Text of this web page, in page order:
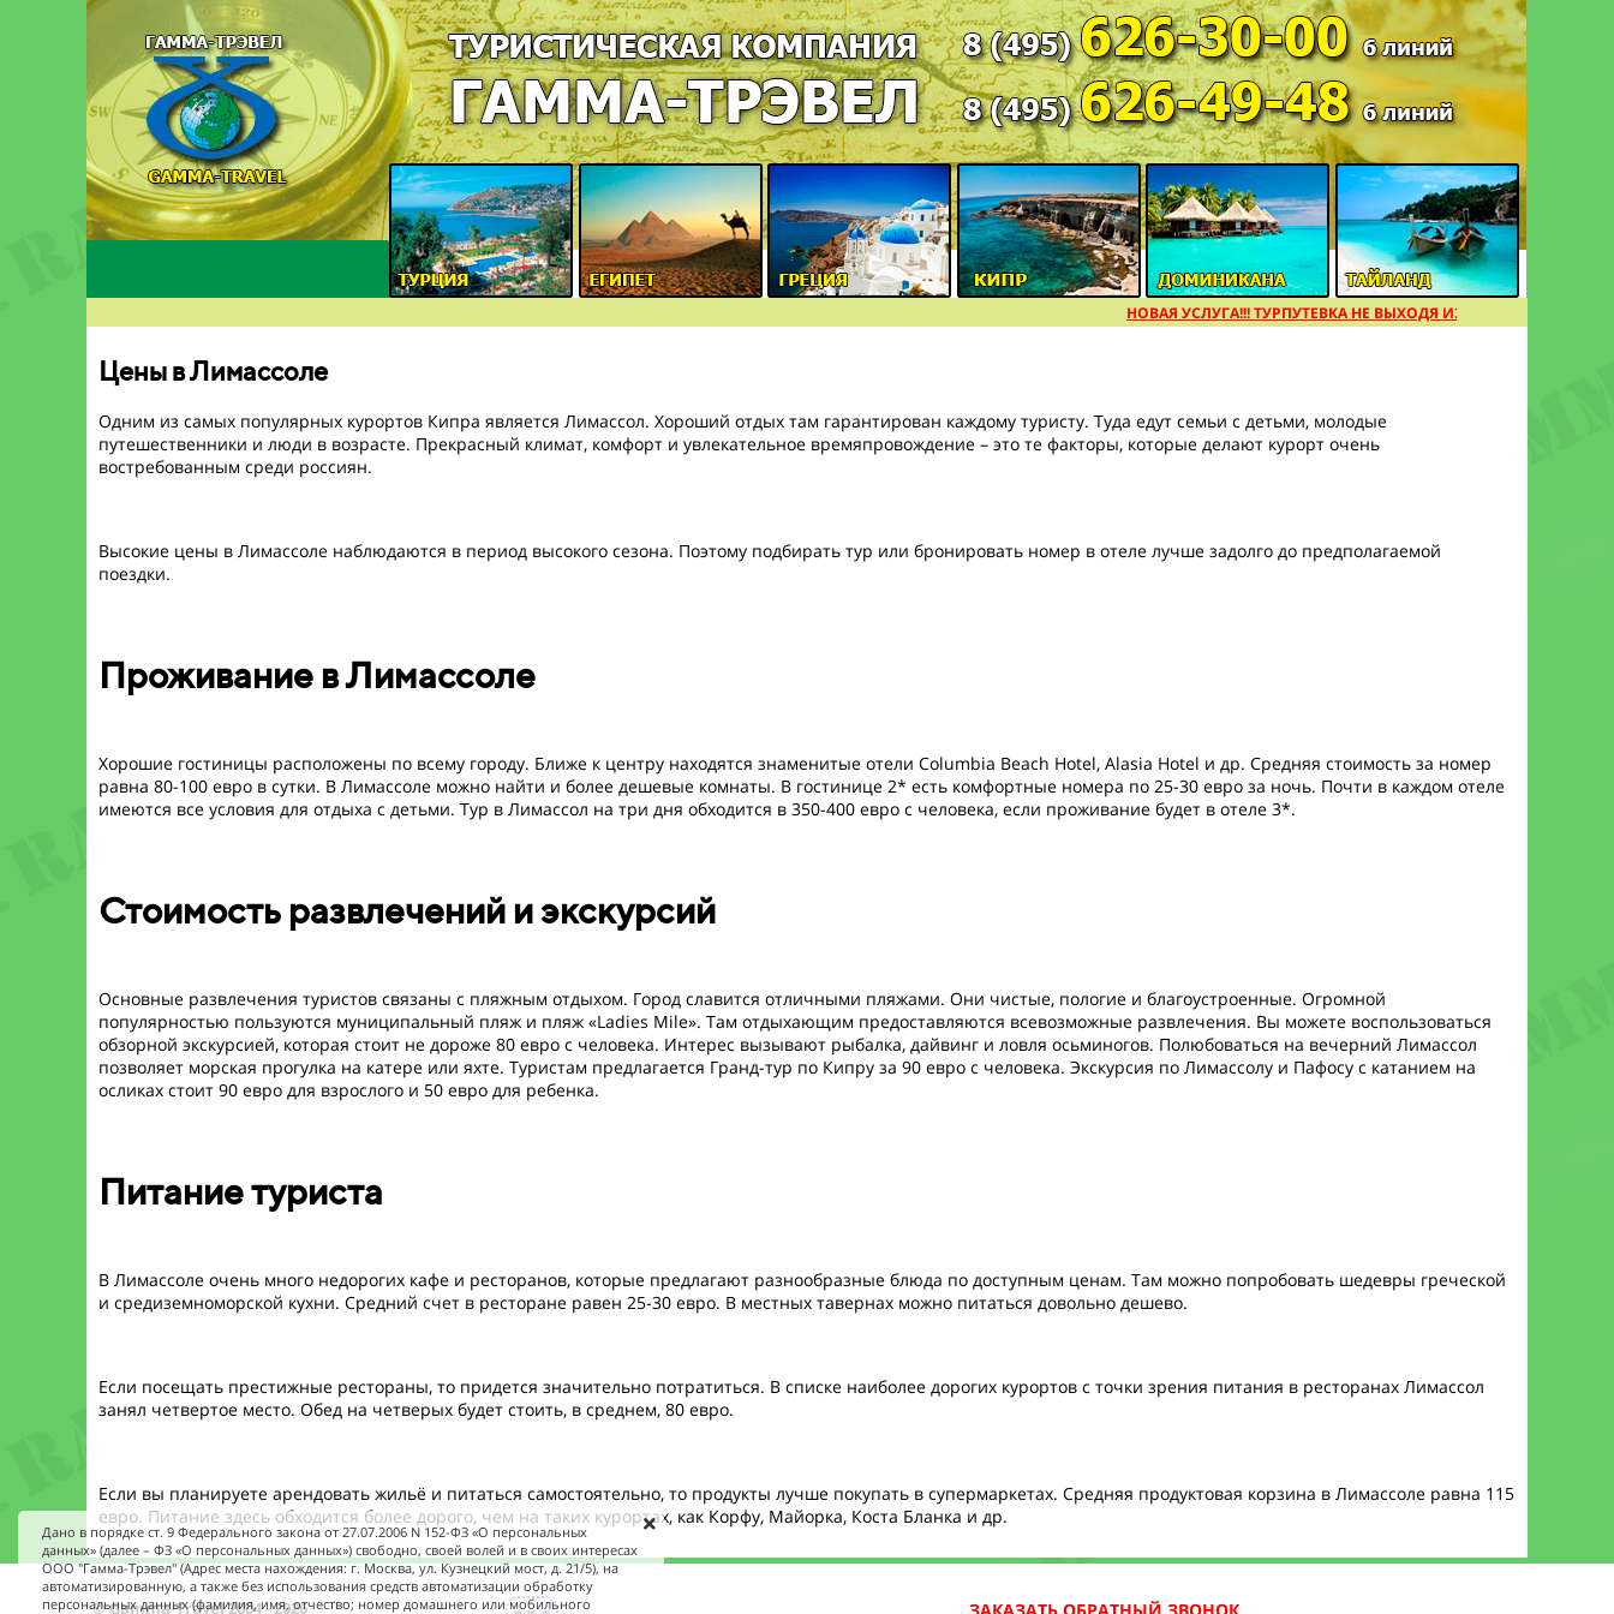
НОВАЯ УСЛУГА!!! ТУРПУТЕВКА НЕ ВЫХОДЯ ИЗ ДОМА [подробнее]
Цены в Лимассоле
Одним из самых популярных курортов Кипра является Лимассол. Хороший отдых там гарантирован каждому туристу. Туда едут семьи с детьми, молодые
путешественники и люди в возрасте. Прекрасный климат, комфорт и увлекательное времяпровождение – это те факторы, которые делают курорт очень
востребованным среди россиян.
Высокие цены в Лимассоле наблюдаются в период высокого сезона. Поэтому подбирать тур или бронировать номер в отеле лучше задолго до предполагаемой
поездки.
Проживание в Лимассоле
Хорошие гостиницы расположены по всему городу. Ближе к центру находятся знаменитые отели Columbia Beach Hotel, Alasia Hotel и др. Средняя стоимость за номер
равна 80-100 евро в сутки. В Лимассоле можно найти и более дешевые комнаты. В гостинице 2* есть комфортные номера по 25-30 евро за ночь. Почти в каждом отеле
имеются все условия для отдыха с детьми. Тур в Лимассол на три дня обходится в 350-400 евро с человека, если проживание будет в отеле 3*.
Стоимость развлечений и экскурсий
Основные развлечения туристов связаны с пляжным отдыхом. Город славится отличными пляжами. Они чистые, пологие и благоустроенные. Огромной
популярностью пользуются муниципальный пляж и пляж «Ladies Mile». Там отдыхающим предоставляются всевозможные развлечения. Вы можете воспользоваться
обзорной экскурсией, которая стоит не дороже 80 евро с человека. Интерес вызывают рыбалка, дайвинг и ловля осьминогов. Полюбоваться на вечерний Лимассол
позволяет морская прогулка на катере или яхте. Туристам предлагается Гранд-тур по Кипру за 90 евро с человека. Экскурсия по Лимассолу и Пафосу с катанием на
осликах стоит 90 евро для взрослого и 50 евро для ребенка.
Питание туриста
В Лимассоле очень много недорогих кафе и ресторанов, которые предлагают разнообразные блюда по доступным ценам. Там можно попробовать шедевры греческой
и средиземноморской кухни. Средний счет в ресторане равен 25-30 евро. В местных тавернах можно питаться довольно дешево.
Если посещать престижные рестораны, то придется значительно потратиться. В списке наиболее дорогих курортов с точки зрения питания в ресторанах Лимассол
занял четвертое место. Обед на четверых будет стоить, в среднем, 80 евро.
Если вы планируете арендовать жильё и питаться самостоятельно, то продукты лучше покупать в супермаркетах. Средняя продуктовая корзина в Лимассоле равна 115
евро. Питание здесь обходится более дорого, чем на таких курортах, как Корфу, Майорка, Коста Бланка и др.
© Gamma-Travel 2004 - 2026 ЗАКАЗАТЬ ОБРАТНЫЙ ЗВОНОК
Дано в порядке ст. 9 Федерального закона от 27.07.2006 N 152-ФЗ «О персональных
данных» (далее – ФЗ «О персональных данных») свободно, своей волей и в своих интересах
ООО "Гамма-Трэвел" (Адрес места нахождения: г. Москва, ул. Кузнецкий мост, д. 21/5), на
автоматизированную, а также без использования средств автоматизации обработку
персональных данных (фамилия, имя, отчество; номер домашнего или мобильного